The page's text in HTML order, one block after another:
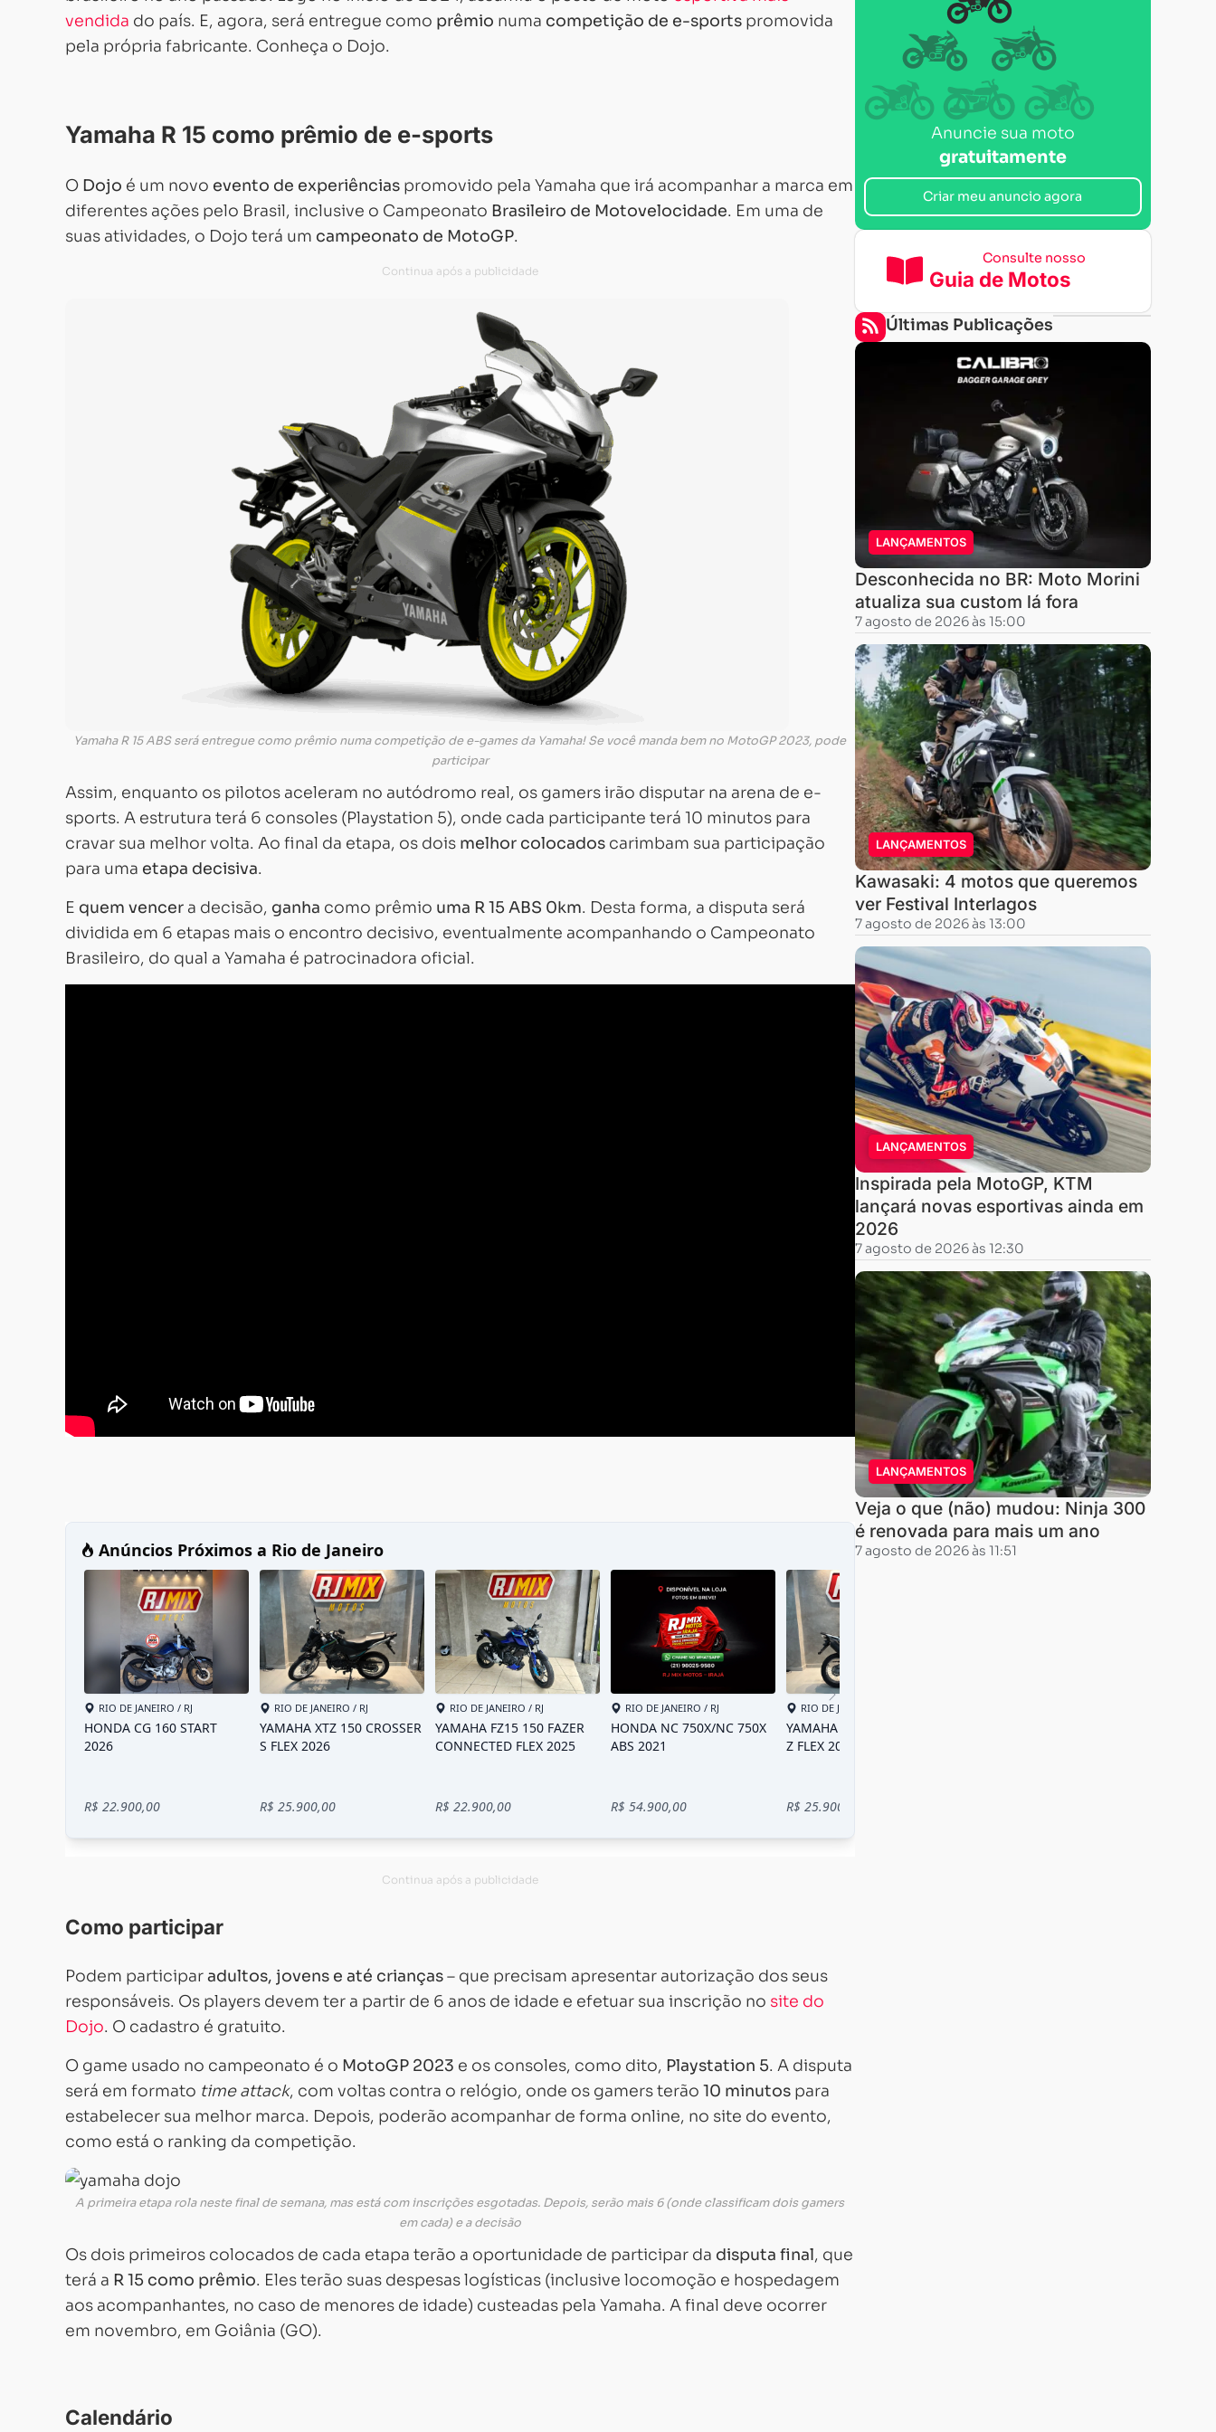
vendida do país. E, agora, será entregue como prêmio numa competição de e-sports promovida
pela própria fabricante. Conheça o Dojo.
Yamaha R 15 como prêmio de e-sports
O Dojo é um novo evento de experiências promovido pela Yamaha que irá acompanhar a marca em
diferentes ações pelo Brasil, inclusive o Campeonato Brasileiro de Motovelocidade. Em uma de
suas atividades, o Dojo terá um campeonato de MotoGP.
Yamaha R 15 ABS será entregue como prêmio numa competição de e-games da Yamaha! Se você manda bem no MotoGP 2023, pode
participar
Assim, enquanto os pilotos aceleram no autódromo real, os gamers irão disputar na arena de e-
sports. A estrutura terá 6 consoles (Playstation 5), onde cada participante terá 10 minutos para
cravar sua melhor volta. Ao final da etapa, os dois melhor colocados carimbam sua participação
para uma etapa decisiva.
E quem vencer a decisão, ganha como prêmio uma R 15 ABS 0km. Desta forma, a disputa será
dividida em 6 etapas mais o encontro decisivo, eventualmente acompanhando o Campeonato
Brasileiro, do qual a Yamaha é patrocinadora oficial.
Como participar
Podem participaradultos, jovens e até crianças– que precisam apresentar autorização dos seus
responsáveis. Os players devem ter a partir de 6 anos de idade e efetuar sua inscrição no site do
Dojo. O cadastro é gratuito.
O game usado no campeonato é o MotoGP 2023 e os consoles, como dito, Playstation 5. A disputa
será em formato time attack, com voltas contra o relógio, onde os gamers terão 10 minutos para
estabelecer sua melhor marca. Depois, poderão acompanhar de forma online, no site do evento,
como está o ranking da competição.
A primeira etapa rola neste final de semana, mas está com inscrições esgotadas. Depois, serão mais 6 (onde classificam dois gamers
em cada) e a decisão
Os dois primeiros colocados de cada etapa terão a oportunidade de participar da disputa final, que
terá a R 15 como prêmio. Eles terão suas despesas logísticas (inclusive locomoção e hospedagem
aos acompanhantes, no caso de menores de idade) custeadas pela Yamaha. A final deve ocorrer
em novembro, em Goiânia (GO).
Calendário
Anuncie sua moto
gratuitamente
Criar meu anuncio agora
Consulte nosso
Guia de Motos
Últimas Publicações
LANÇAMENTOS
Desconhecida no BR: Moto Morini
atualiza sua custom lá fora
7 agosto de 2026 às 15:00
LANÇAMENTOS
Kawasaki: 4 motos que queremos
ver Festival Interlagos
7 agosto de 2026 às 13:00
LANÇAMENTOS
Inspirada pela MotoGP, KTM
lançará novas esportivas ainda em
2026
7 agosto de 2026 às 12:30
LANÇAMENTOS
Veja o que (não) mudou: Ninja 300
é renovada para mais um ano
7 agosto de 2026 às 11:51